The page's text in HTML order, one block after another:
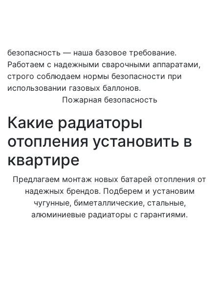
безопасность — наша базовое требование.
Работаем с надежными сварочными аппаратами,
строго соблюдаем нормы безопасности при
использовании газовых баллонов.
Пожарная безопасность
Какие радиаторы
отопления установить в
квартире
Предлагаем монтаж новых батарей отопления от
надежных брендов. Подберем и установим
чугунные, биметаллические, стальные,
алюминиевые радиаторы с гарантиями.